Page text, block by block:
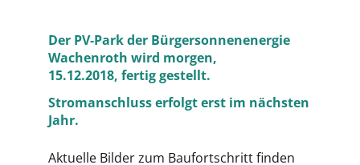
Der PV-Park der Bürgersonnenenergie
Wachenroth wird morgen,
15.12.2018, fertig gestellt.
Stromanschluss erfolgt erst im nächsten
Jahr.
Aktuelle Bilder zum Baufortschritt finden